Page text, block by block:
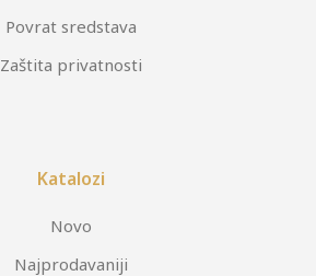
Povrat sredstava
Zaštita privatnosti
Katalozi
Novo
Najprodavaniji